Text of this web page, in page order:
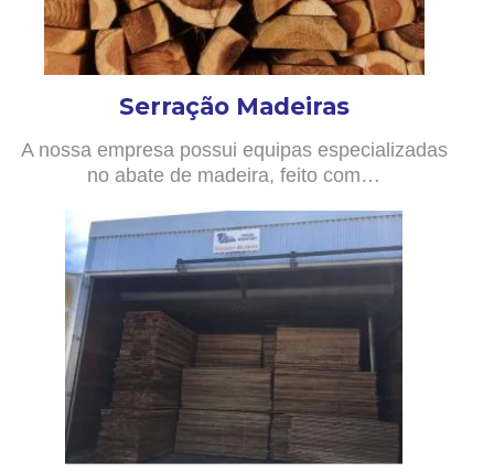
Serração Madeiras
A nossa empresa possui equipas especializadas
no abate de madeira, feito com…